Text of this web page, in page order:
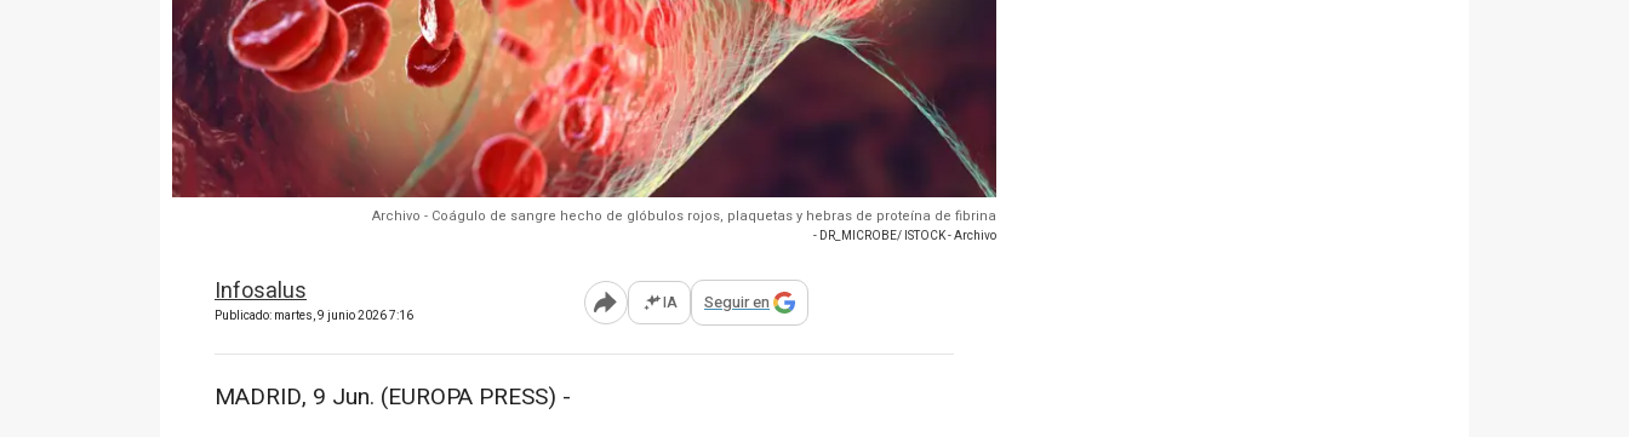
Archivo - Coágulo de sangre hecho de glóbulos rojos, plaquetas y hebras de proteína de fibrina
- DR_MICROBE/ ISTOCK - Archivo
Infosalus
Publicado: martes, 9 junio 2026 7:16 Abrir opciones para compartir
IA Seguir en
MADRID, 9 Jun. (EUROPA PRESS) -